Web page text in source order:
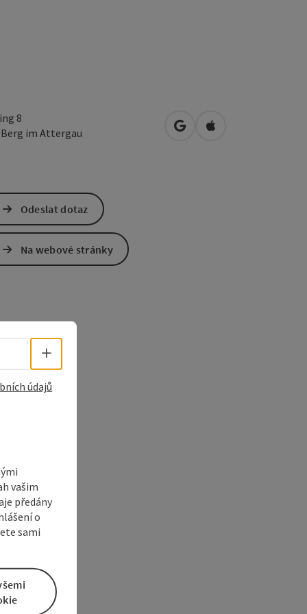
8
Berg im Attergau Otevřít v Mapách Google
Otevřít v Mapách
Odeslat dotaz
Na webové stránky
Volba jazyka - Otevřít menu
údajů
vašim
předány
o
sami